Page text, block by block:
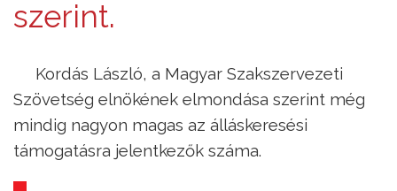
szerint.
Kordás László, a Magyar Szakszervezeti
Szövetség elnökének elmondása szerint még
mindig nagyon magas az álláskeresési
támogatásra jelentkezők száma.